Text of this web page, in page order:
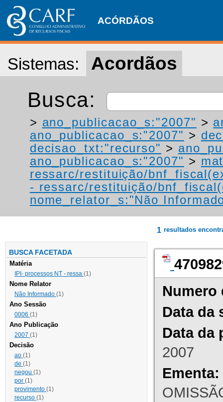
ACÓRDÃOS
Sistemas: Acordãos
Busca:
> ano_publicacao_s:"2007" >
ano_publicacao_s:"2007" >
decisao_txt:"recurso" >
ano_publicacao_s:"2007" >
ressarc/restituição/
- ressarc/restituição/
nome_relator_s:"Não
BUSCA FACETADA
Matéria
IPI- processos NT - ressa (1)
Nome Relator
Não Informado (1)
Ano Sessão
0006 (1)
Ano Publicação
2007 (1)
Decisão
ao (1)
de (1)
negou (1)
por (1)
provimento (1)
recurso (1)
1 resultados
Numero
Data da
Data da
2007
Ementa: